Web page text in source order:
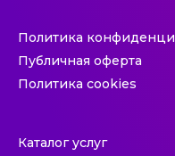
Политика
Публичная оферта
Политика cookies
Каталог услуг